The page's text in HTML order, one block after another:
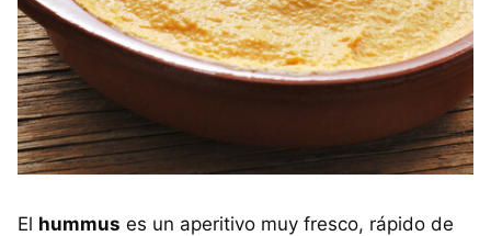
El hummus es un aperitivo muy fresco, rápido de